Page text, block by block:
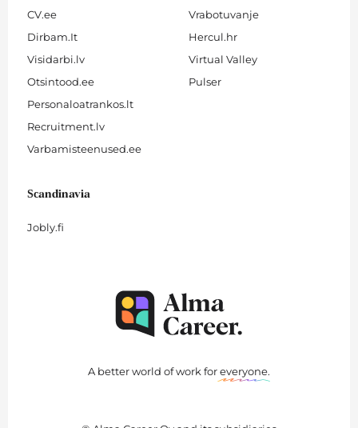
CV.ee
Dirbam.It
Visidarbi.lv
Otsintood.ee
Personaloatrankos.lt
Recruitment.lv
Varbamisteenused.ee
Vrabotuvanje
Hercul.hr
Virtual Valley
Pulser
Scandinavia
Jobly.fi
A better world of work foreveryone.